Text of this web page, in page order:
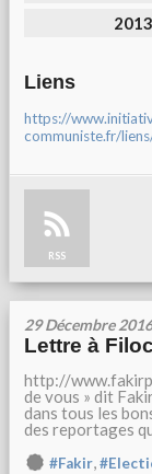
2013
Liens
https://
communiste.fr/
RSS
29 Décembre 2016
Lettre à
http://
de vous » dit
dans tous les
des reportages
#Fakir,